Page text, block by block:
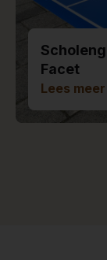
Facet
Lees meer